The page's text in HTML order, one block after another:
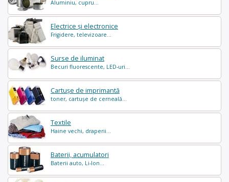
Aluminiu, cupru...
Electrice și electronice
Frigidere, televizoare...
Surse de iluminat
Becuri fluorescente, LED-uri...
Cartușe de imprimantă
toner, cartușe de cerneală...
Textile
Haine vechi, draperii...
Baterii, acumulatori
Baterii auto, Li-Ion...